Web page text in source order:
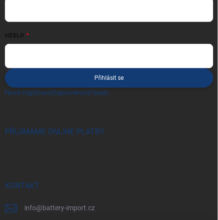
HESLO
Přihlásit se
Nová registraceZapomenuté heslo
PŘIJÍMÁME ONLINE PLATBY
KONTAKT
info@battery-import.cz